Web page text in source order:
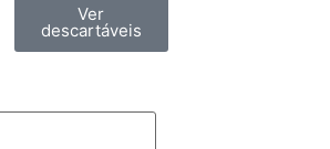
Ver
descartáveis